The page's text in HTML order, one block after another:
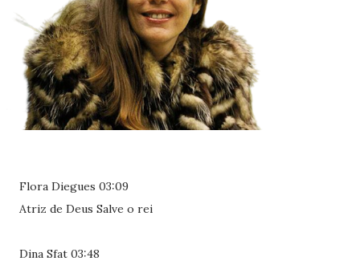
Flora Diegues 03:09
Atriz de Deus Salve o rei
Dina Sfat 03:48